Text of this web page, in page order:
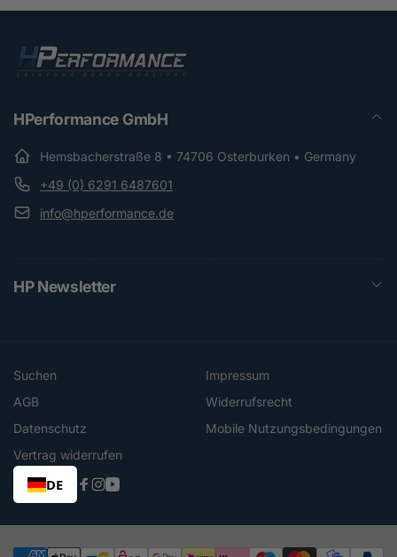
HPerformance GmbH
Hemsbacherstraße 8 • 74706 Osterburken • Germany
+49 (0) 6291 6487601
info@hperformance.de
HP Newsletter
Suchen
Impressum
AGB
Widerrufsrecht
Datenschutz
Mobile Nutzungsbedingungen
Vertrag widerrufen
DE
Facebook
Instagram
YouTube